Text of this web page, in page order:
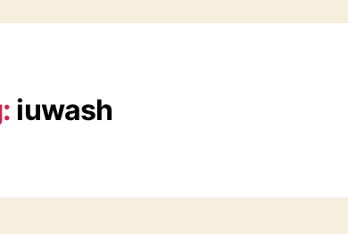
iuwash